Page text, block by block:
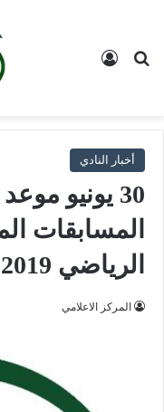
بحث عن
أخبار النادي
30 يونيو
المسابقات
الرياضي 2019 / 2020م لكرة اليد
المركز الاعلامي